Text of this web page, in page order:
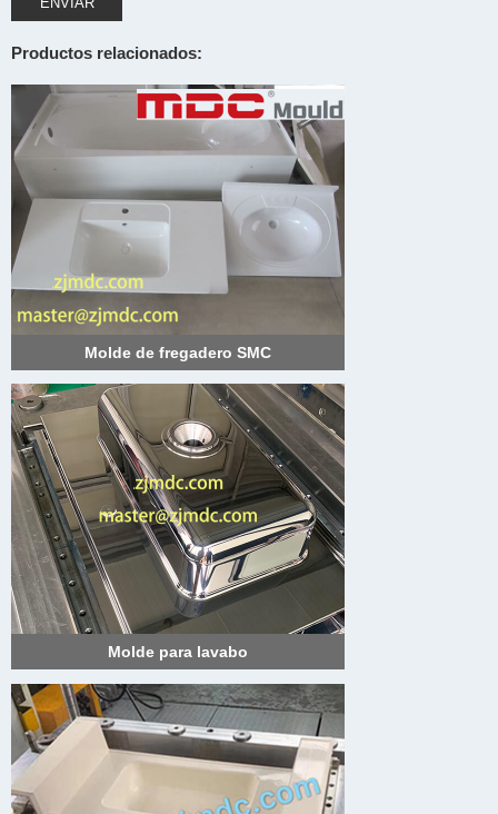
Productos relacionados:
Molde de fregadero SMC
Molde para lavabo